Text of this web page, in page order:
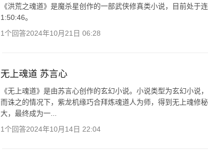
《洪荒之魂道》是魔杀星创作的一部武侠修真类小说，目前处于
1:50:46。
1个回答2024年10月21日 06:28
无上魂道 苏言心
《无上魂道》是由苏言心创作的玄幻小说。小说类型为玄幻小说
而诛之的情况下，紫龙机缘巧合拜炼魂道人为师，得到无上魂修
大，最终成为一...
1个回答2024年10月14日 22:04